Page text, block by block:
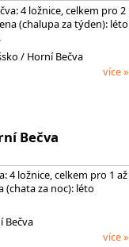
4 ložnice, celkem pro 2
(chalupa za týden): léto
/ Horní Bečva
více »
Bečva
4 ložnice, celkem pro 1 až
(chata za noc): léto
Bečva
více »